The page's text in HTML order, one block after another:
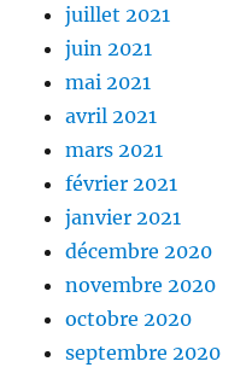
juillet 2021
juin 2021
mai 2021
avril 2021
mars 2021
février 2021
janvier 2021
décembre 2020
novembre 2020
octobre 2020
septembre 2020